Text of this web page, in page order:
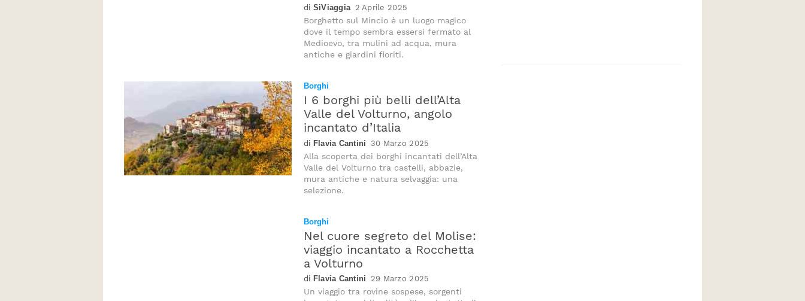
SiViaggia 2 Aprile 2025
Borghetto sul Mincio è un luogo magico
dove il tempo sembra essersi fermato al
Medioevo, tra mulini ad acqua, mura
antiche e giardini fioriti.
Borghi
I 6 borghi più belli dell’Alta
Valle del Volturno, angolo
incantato d’Italia
Flavia Cantini 30 Marzo 2025
Alla scoperta dei borghi incantati dell’Alta
Valle del Volturno tra castelli, abbazie,
mura antiche e natura selvaggia: una
selezione.
Borghi
Nel cuore segreto del Molise:
viaggio incantato a Rocchetta
a Volturno
Flavia Cantini 29 Marzo 2025
Un viaggio tra rovine sospese, sorgenti